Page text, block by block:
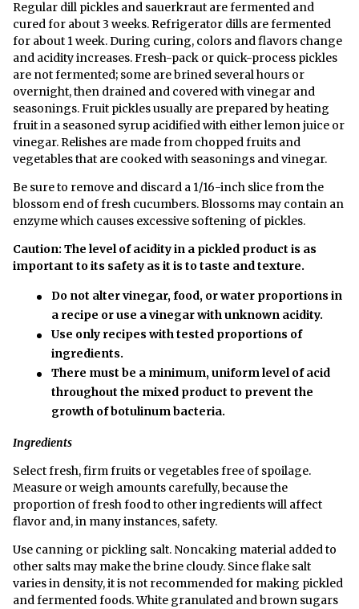
Regular dill pickles and sauerkraut are fermented and
cured for about 3 weeks. Refrigerator dills are fermented
for about 1 week. During curing, colors and flavors change
and acidity increases. Fresh-pack or quick-process pickles
are not fermented; some are brined several hours or
overnight, then drained and covered with vinegar and
seasonings. Fruit pickles usually are prepared by heating
fruit in a seasoned syrup acidified with either lemon juice or
vinegar. Relishes are made from chopped fruits and
vegetables that are cooked with seasonings and vinegar.
Be sure to remove and discard a 1/16-inch slice from the
blossom end of fresh cucumbers. Blossoms may contain an
enzyme which causes excessive softening of pickles.
Caution: The level of acidity in a pickled product is as
important to its safety as it is to taste and texture.
Do not alter vinegar, food, or water proportions in
a recipe or use a vinegar with unknown acidity.
Use only recipes with tested proportions of
ingredients.
There must be a minimum, uniform level of acid
throughout the mixed product to prevent the
growth of botulinum bacteria.
Ingredients
Select fresh, firm fruits or vegetables free of spoilage.
Measure or weigh amounts carefully, because the
proportion of fresh food to other ingredients will affect
flavor and, in many instances, safety.
Use canning or pickling salt. Noncaking material added to
other salts may make the brine cloudy. Since flake salt
varies in density, it is not recommended for making pickled
and fermented foods. White granulated and brown sugars